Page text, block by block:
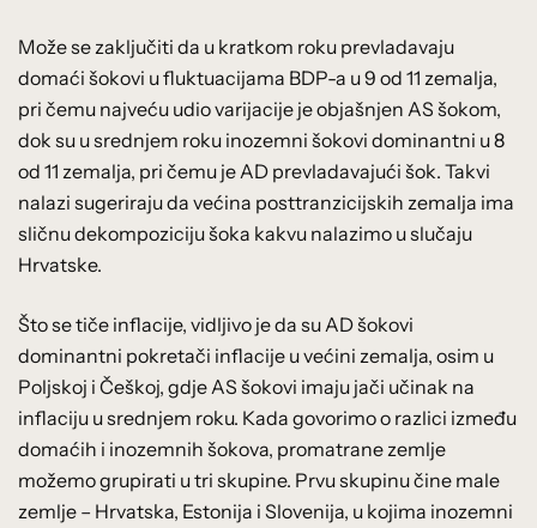
Može se zaključiti da u kratkom roku prevladavaju
domaći šokovi u fluktuacijama BDP-a u 9 od 11 zemalja,
pri čemu najveću udio varijacije je objašnjen AS šokom,
dok su u srednjem roku inozemni šokovi dominantni u 8
od 11 zemalja, pri čemu je AD prevladavajući šok. Takvi
nalazi sugeriraju da većina posttranzicijskih zemalja ima
sličnu dekompoziciju šoka kakvu nalazimo u slučaju
Hrvatske.
Što se tiče inflacije, vidljivo je da su AD šokovi
dominantni pokretači inflacije u većini zemalja, osim u
Poljskoj i Češkoj, gdje AS šokovi imaju jači učinak na
inflaciju u srednjem roku. Kada govorimo o razlici između
domaćih i inozemnih šokova, promatrane zemlje
možemo grupirati u tri skupine. Prvu skupinu čine male
zemlje – Hrvatska, Estonija i Slovenija, u kojima inozemni